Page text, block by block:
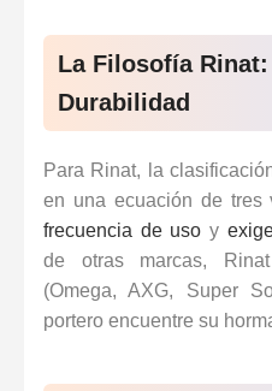
La Filosofía
Durabilidad
Para Rinat, la
en una ecuación de tres
frecuencia de uso y
de otras marcas,
(Omega, AXG, Super
portero encuentre su